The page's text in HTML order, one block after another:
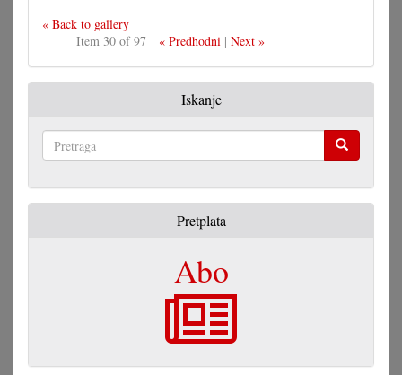
« Back to gallery
Item 30 of 97
« Predhodni| Next »
Iskanje
Pretplata
Abo